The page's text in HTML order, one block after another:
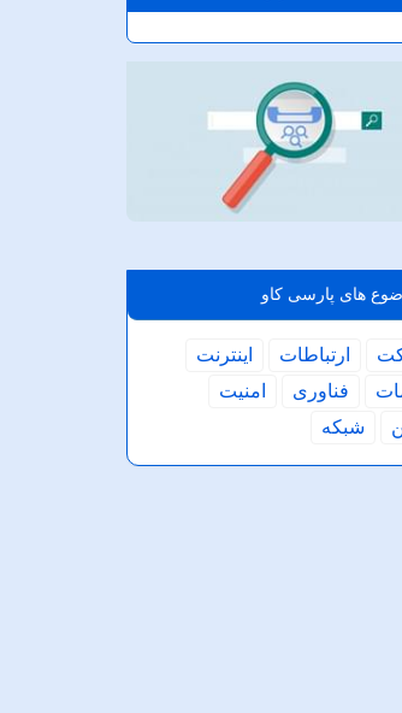
های پارسی كاو
ارتباطات
اینترنت
فناوری
امنیت
شبكه